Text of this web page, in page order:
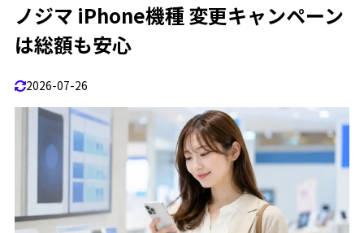
ノジマ iPhone機種 変更キャンペーン
は総額も安心
2026-07-26
2.2 ノジマ iPhone17 乗り換え
2.2.1 買う前に見るポイントは乗り換え後の総額
ノジマ 携帯 新規 キャンペーン
2.4.1
買う前に見るポイントは新規と乗り換えの差
2.5
ノジマ スマホ 機種変更 データ移行
2.5.1 買う前に見るポイントは移行できないデータ